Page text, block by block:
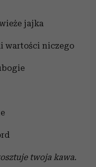
jajka
wartości niczego
twoja kawa.